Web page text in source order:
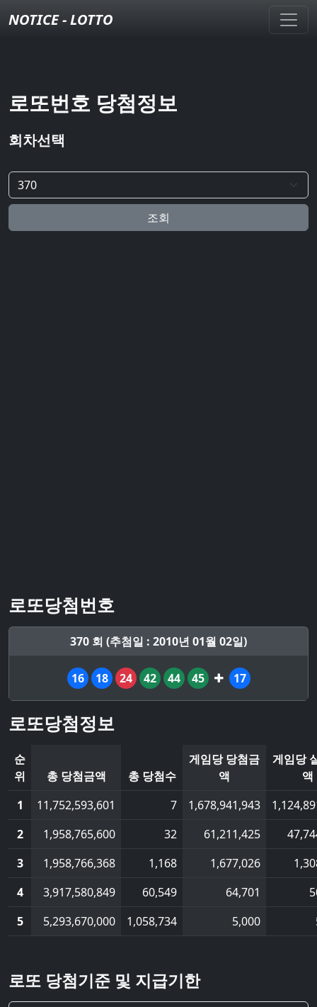
NOTICE - LOTTO
로또번호 당첨정보
회차선택
조회
로또당첨번호
370 회 (추첨일 : 2010년 01월 02일)
16 18 24 42 44 45 17
로또당첨정보
순
위
총 당첨금액 총 당첨수
게임당 당첨금
액
게임당
액
1
11,752,593,601 7 1,678,941,943
2
1,958,765,600 32 61,211,425
3
1,958,766,368 1,168 1,677,026
4
3,917,580,849 60,549 64,701
5
5,293,670,000 1,058,734 5,000
로또 당첨기준 및 지급기한